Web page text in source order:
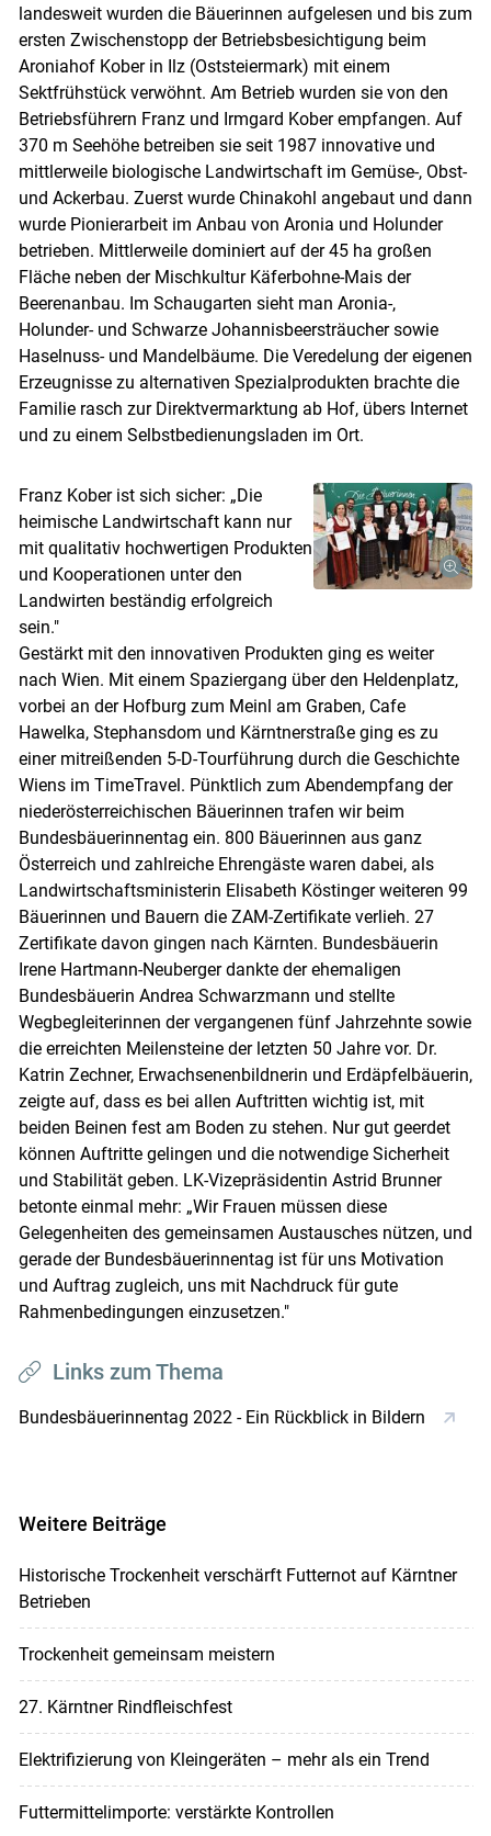
Skip to main content
landesweit wurden die Bäuerinnen aufgelesen und bis zum
ersten Zwischenstopp der Betriebsbesichtigung beim
Aroniahof Kober in Ilz (Oststeiermark) mit einem
Sektfrühstück verwöhnt. Am Betrieb wurden sie von den
Betriebsführern Franz und Irmgard Kober empfangen. Auf
370 m Seehöhe betreiben sie seit 1987 innovative und
mittlerweile biologische Landwirtschaft im Gemüse-, Obst-
und Ackerbau. Zuerst wurde Chinakohl angebaut und dann
wurde Pionierarbeit im Anbau von Aronia und Holunder
betrieben. Mittlerweile dominiert auf der 45 ha großen
Fläche neben der Mischkultur Käferbohne-Mais der
Beerenanbau. Im Schaugarten sieht man Aronia-,
Holunder- und Schwarze Johannisbeersträucher sowie
Haselnuss- und Mandelbäume. Die Veredelung der eigenen
Erzeugnisse zu alternativen Spezialprodukten brachte die
Familie rasch zur Direktvermarktung ab Hof, übers Internet
und zu einem Selbstbedienungsladen im Ort.
Franz Kober ist sich sicher: „Die
heimische Landwirtschaft kann nur
mit qualitativ hochwertigen Produkten
und Kooperationen unter den
Landwirten beständig erfolgreich
sein."
Gestärkt mit den innovativen Produkten ging es weiter
nach Wien. Mit einem Spaziergang über den Heldenplatz,
vorbei an der Hofburg zum Meinl am Graben, Cafe
Hawelka, Stephansdom und Kärntnerstraße ging es zu
einer mitreißenden 5-D-Tourführung durch die Geschichte
Wiens im TimeTravel. Pünktlich zum Abendempfang der
niederösterreichischen Bäuerinnen trafen wir beim
Bundesbäuerinnentag ein. 800 Bäuerinnen aus ganz
Österreich und zahlreiche Ehrengäste waren dabei, als
Landwirtschaftsministerin Elisabeth Köstinger weiteren 99
Bäuerinnen und Bauern die ZAM-Zertifikate verlieh. 27
Zertifikate davon gingen nach Kärnten. Bundesbäuerin
Irene Hartmann-Neuberger dankte der ehemaligen
Bundesbäuerin Andrea Schwarzmann und stellte
Wegbegleiterinnen der vergangenen fünf Jahrzehnte sowie
die erreichten Meilensteine der letzten 50 Jahre vor. Dr.
Katrin Zechner, Erwachsenenbildnerin und Erdäpfelbäuerin,
zeigte auf, dass es bei allen Auftritten wichtig ist, mit
beiden Beinen fest am Boden zu stehen. Nur gut geerdet
können Auftritte gelingen und die notwendige Sicherheit
und Stabilität geben. LK-Vizepräsidentin Astrid Brunner
betonte einmal mehr: „Wir Frauen müssen diese
Gelegenheiten des gemeinsamen Austausches nützen, und
gerade der Bundesbäuerinnentag ist für uns Motivation
und Auftrag zugleich, uns mit Nachdruck für gute
Rahmenbedingungen einzusetzen."
Links zum Thema
Bundesbäuerinnentag 2022 - Ein Rückblick in Bildern
Weitere Beiträge
Historische Trockenheit verschärft Futternot auf Kärntner
Betrieben
Trockenheit gemeinsam meistern
27. Kärntner Rindfleischfest
Elektrifizierung von Kleingeräten – mehr als ein Trend
Futtermittelimporte: verstärkte Kontrollen